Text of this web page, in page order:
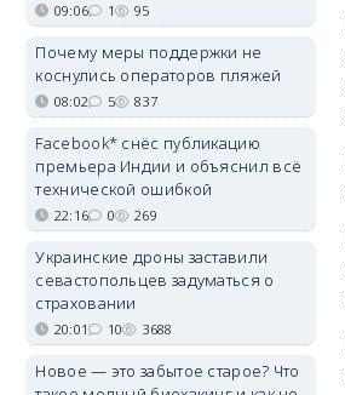
09:06 1 95
Почему меры поддержки не
коснулись операторов пляжей
08:02 5 837
Facebook* снёс публикацию
премьера Индии и объяснил всё
технической ошибкой
22:16 0 269
Украинские дроны заставили
севастопольцев задуматься о
страховании
20:01 10 3688
Новое — это забытое старое? Что